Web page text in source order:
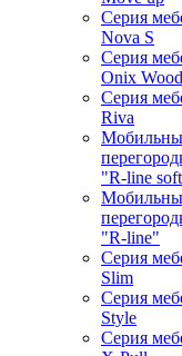
Серия
Nova S
Серия
Onix Wood
Серия
Riva
"R-line
"R-line"
Серия
Slim
Серия
Style
Серия